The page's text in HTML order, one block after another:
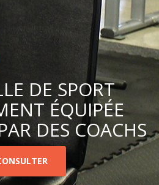
DE SPORT
ÉQUIPÉE
DES COACHS